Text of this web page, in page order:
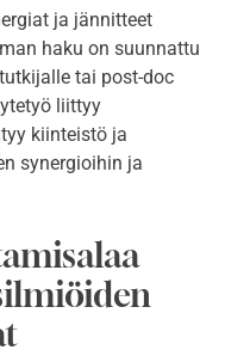
ja jännitteet
haku on suunnattu
tai post-doc
liittyy
kiinteistö ja
synergioihin ja